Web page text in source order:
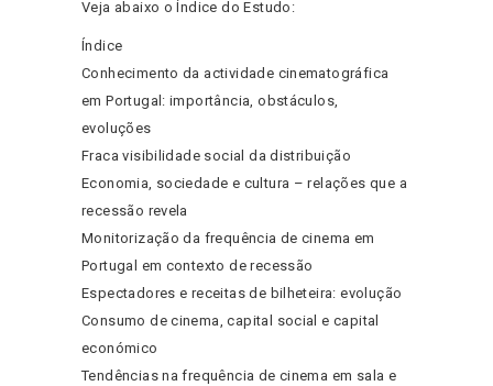
Veja abaixo o Índice do Estudo:
Índice
Conhecimento da actividade cinematográfica
em Portugal: importância, obstáculos,
evoluções
Fraca visibilidade social da distribuição
Economia, sociedade e cultura – relações que a
recessão revela
Monitorização da frequência de cinema em
Portugal em contexto de recessão
Espectadores e receitas de bilheteira: evolução
Consumo de cinema, capital social e capital
económico
Tendências na frequência de cinema em sala e